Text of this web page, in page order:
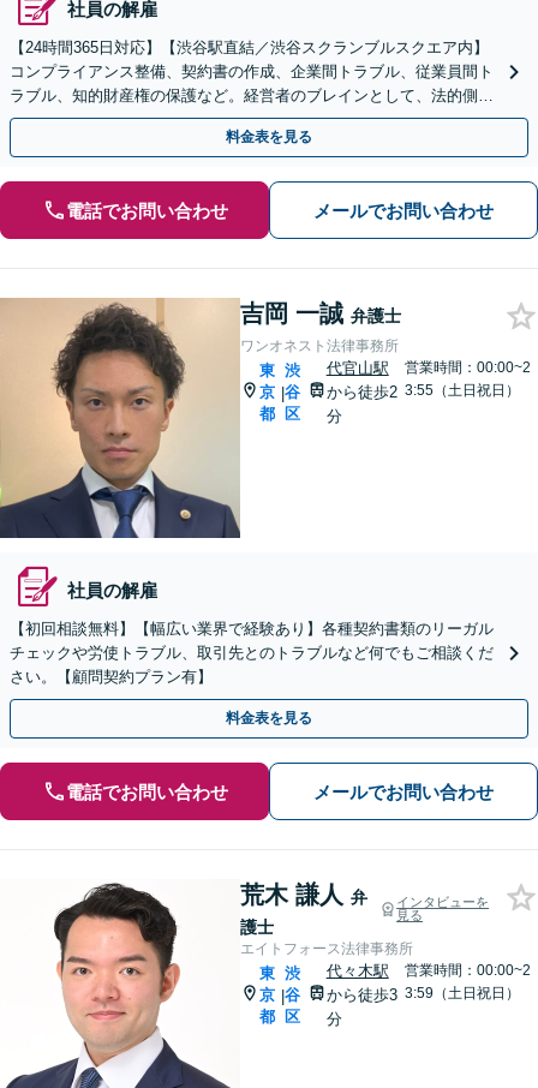
社員の解雇
【24時間365日対応】【渋谷駅直結／渋谷スクランブルスクエア内】
コンプライアンス整備、契約書の作成、企業間トラブル、従業員間ト
ラブル、知的財産権の保護など。経営者のブレインとして、法的側面
より力強く事業をサポートします。【初回相談無料】
料金表を見る
電話でお問い合わせ メールでお問い合わせ
吉岡 一誠 弁護士
ワンオネスト法律事務所
東
京
都
|
渋
谷
区
代官山駅
から徒歩2
分
営業時間：00:00~2
3:55（土日祝日）
社員の解雇
【初回相談無料】【幅広い業界で経験あり】各種契約書類のリーガル
チェックや労使トラブル、取引先とのトラブルなど何でもご相談くだ
さい。【顧問契約プラン有】
料金表を見る
電話でお問い合わせ メールでお問い合わせ
荒木 謙人 弁
護士
インタビューを
見る
エイトフォース法律事務所
東
京
都
|
渋
谷
区
代々木駅
から徒歩3
分
営業時間：00:00~2
3:59（土日祝日）